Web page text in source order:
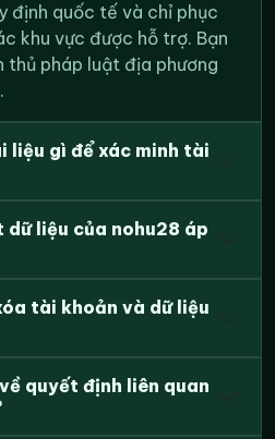
định quốc tế và chỉ phục
khu vực được hỗ trợ. Bạn
thủ pháp luật địa phương
liệu gì để xác minh tài
dữ liệu của nohu28 áp
tài khoản và dữ liệu
quyết định liên quan